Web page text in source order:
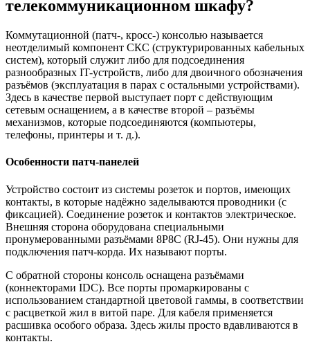
телекоммуникационном шкафу?
Коммутационной (патч-, кросс-) консолью называется
неотделимый компонент СКС (структурированных кабельных
систем), который служит либо для подсоединения
разнообразных IT-устройств, либо для двоичного обозначения
разъёмов (эксплуатация в парах с остальными устройствами).
Здесь в качестве первой выступает порт с действующим
сетевым оснащением, а в качестве второй – разъёмы
механизмов, которые подсоединяются (компьютеры,
телефоны, принтеры и т. д.).
Особенности патч-панелей
Устройство состоит из системы розеток и портов, имеющих
контакты, в которые надёжно заделываются проводники (с
фиксацией). Соединение розеток и контактов электрическое.
Внешняя сторона оборудована специальными
пронумерованными разъёмами 8P8C (RJ-45). Они нужны для
подключения патч-корда. Их называют порты.
С обратной стороны консоль оснащена разъёмами
(коннекторами IDC). Все порты промаркированы с
использованием стандартной цветовой гаммы, в соответствии
с расцветкой жил в витой паре. Для кабеля применяется
расшивка особого образа. Здесь жилы просто вдавливаются в
контакты.